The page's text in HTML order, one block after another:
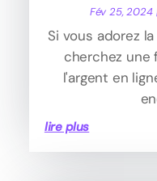
Fév 25, 2024
Si vous adorez
cherchez une
l'argent en
lire plus